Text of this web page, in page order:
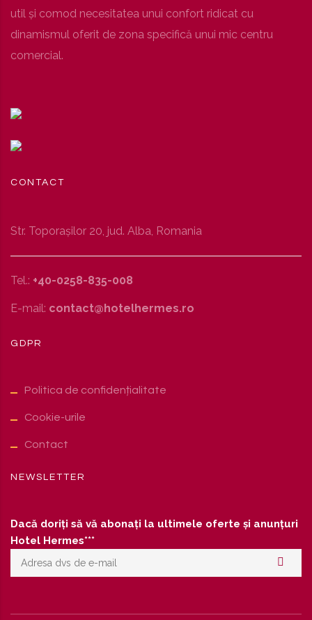
util şi comod necesitatea unui confort ridicat cu
dinamismul oferit de zona specifică unui mic centru
comercial.
CONTACT
Str. Toporaşilor 20, jud. Alba, Romania
Tel.: +40-0258-835-008
E-mail: contact@hotelhermes.ro
GDPR
Politica de confidențialitate
Cookie-urile
Contact
NEWSLETTER
Dacă doriți să vă abonați la ultimele oferte și anunțuri
Hotel Hermes***